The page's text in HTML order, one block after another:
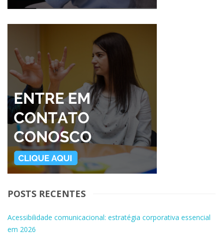
POSTS RECENTES
Acessibilidade comunicacional: estratégia corporativa essencial
em 2026